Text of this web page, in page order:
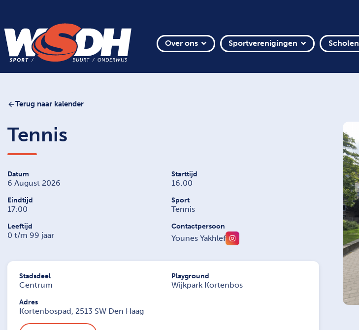
Over ons Sportverenigingen Scholen
Terug naar kalender
Tennis
Datum
6 August 2026
Starttijd
16:00
Eindtijd
17:00
Sport
Tennis
Leeftijd
0 t/m 99 jaar
Contactpersoon
Younes Yakhlef
Stadsdeel
Centrum
Playground
Wijkpark Kortenbos
Adres
Kortenbospad, 2513 SW Den Haag